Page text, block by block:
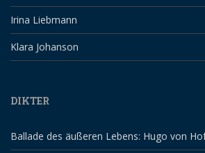
Irina Liebmann
Klara Johanson
DIKTER
Ballade des äußeren Lebens: Hugo von